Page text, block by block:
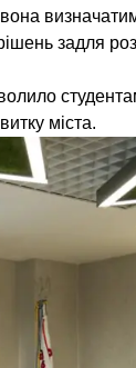
рішень задля
міста.